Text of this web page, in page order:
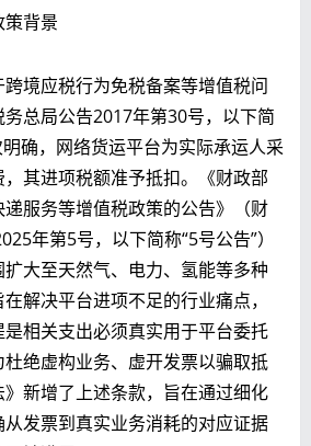
策背景
跨境应税行为免税备案等增值税问
总局公告2017年第30号，以下简
确，网络货运平台为实际承运人采
其进项税额准予抵扣。《财政部
服务等增值税政策的公告》（财
年第5号，以下简称“5号公告”）
大至天然气、电力、氢能等多种
解决平台进项不足的行业痛点，
相关支出必须真实用于平台委托
绝虚构业务、虚开发票以骗取抵
新增了上述条款，旨在通过细化
发票到真实业务消耗的对应证据